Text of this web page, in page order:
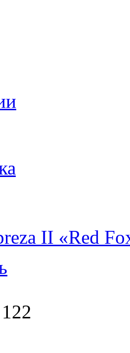
II «Red
122